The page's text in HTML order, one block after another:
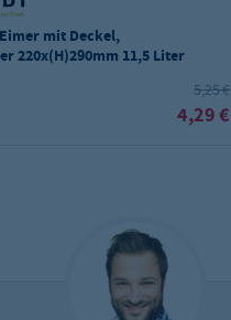
mit Deckel,
220x(H)290mm 11,5 Liter
5,25 €
4,29 €